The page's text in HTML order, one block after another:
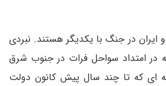
و ایران در جنگ با یکدیگر هستند. نبردی
در امتداد سواحل فرات در جنوب شرق
ای که تا چند سال پیش کانون دولت